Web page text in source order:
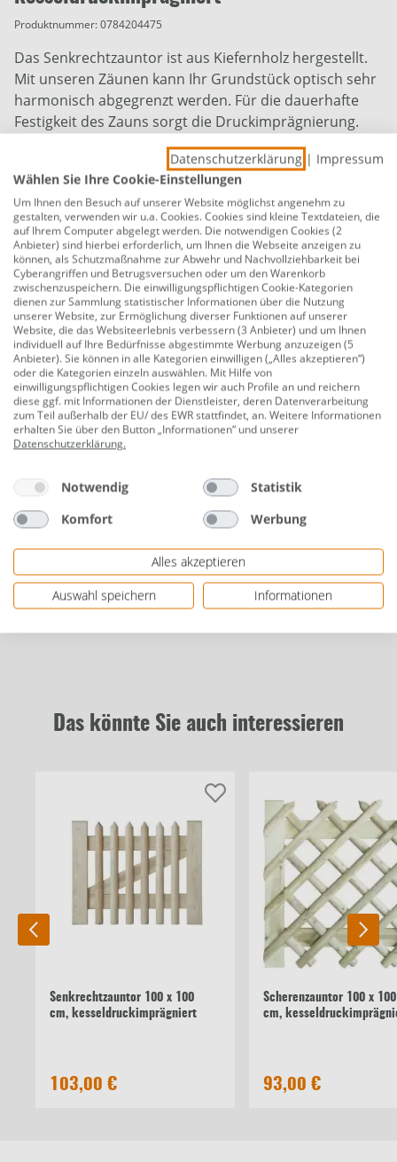
Produktnummer:0784204475
Das Senkrechtzauntor ist aus Kiefernholz hergestellt.
Mit unseren Zäunen kann Ihr Grundstück optisch sehr
harmonisch abgegrenzt werden. Für die dauerhafte
Festigkeit des Zauns sorgt die Druckimprägnierung.
Das Holz wurde mit Holzschutzmittel behandelt
(behandelte Ware im Sinne der Biozidverordnung (EU)
Nr. 528/2012)
Wirkstoffe: Kupfer(II)karbonat, Kupfer(II)hydroxyd,
Borsäure(<0,1%) und N-Didecyl-N-
dipolyethoxyammoniumborat
Breite: 100 cm
Höhe: 80 cm, Stärke: 5,5 cm
Holzart: Kiefer
Oberflächenbehandlung: kesseldruckimprägniert
PEFC-Zertifiziert
Herstellerinformationen: Stelmet S.A. | ul.
stelmet@stelmet.com | Herstellernr.
150105A002OPBZ05A1
Bewertungen
Das könnte Sie auch interessieren
Senkrechtzauntor 100 x 100
cm, kesseldruckimprägniert
103,00 €
Scherenzauntor 100 x 100
cm,
93,00 €
Datenschutzerklärung | Impressum
Wählen Sie Ihre Cookie-Einstellungen
Um Ihnen den Besuch auf unserer Website möglichst angenehm zu
gestalten, verwenden wir u.a. Cookies. Cookies sind kleine Textdateien, die
auf Ihrem Computer abgelegt werden. Die notwendigen Cookies (2
Anbieter) sind hierbei erforderlich, um Ihnen die Webseite anzeigen zu
können, als Schutzmaßnahme zur Abwehr und Nachvollziehbarkeit bei
Cyberangriffen und Betrugsversuchen oder um den Warenkorb
zwischenzuspeichern. Die einwilligungspflichtigen Cookie-Kategorien
dienen zur Sammlung statistischer Informationen über die Nutzung
unserer Website, zur Ermöglichung diverser Funktionen auf unserer
Website, die das Websiteerlebnis verbessern (3 Anbieter) und um Ihnen
individuell auf Ihre Bedürfnisse abgestimmte Werbung anzuzeigen (5
Anbieter). Sie können in alle Kategorien einwilligen („Alles akzeptieren“)
oder die Kategorien einzeln auswählen. Mit Hilfe von
einwilligungspflichtigen Cookies legen wir auch Profile an und reichern
diese ggf. mit Informationen der Dienstleister, deren Datenverarbeitung
zum Teil außerhalb der EU/ des EWR stattfindet, an. Weitere Informationen
erhalten Sie über den Button „Informationen“ und unserer
Datenschutzerklärung.
Notwendig
Statistik
Komfort
Werbung
Alles akzeptieren
Auswahl speichern
Informationen